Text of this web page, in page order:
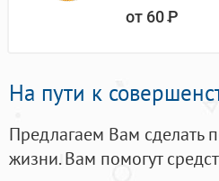
от 60Р
На пути к
Предлагаем Вам сделать
жизни. Вам помогут